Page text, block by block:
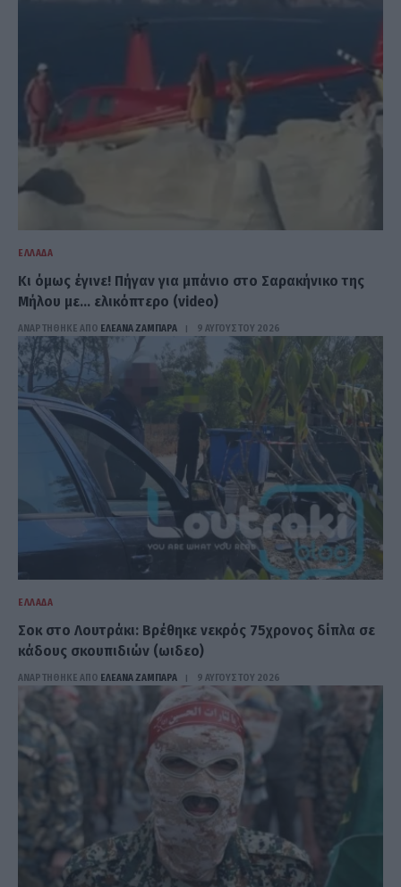
ΕΛΛΆΔΑ
Kι όμως έγινε! Πήγαν για μπάνιο στο Σαρακήνικο της
Μήλου με… ελικόπτερο (video)
ΑΝΑΡΤΗΘΗΚΕ ΑΠΟ ΕΛΕΑΝΑ ΖΑΜΠΑΡΑ 9 ΑΥΓΟΎΣΤΟΥ 2026
ΕΛΛΆΔΑ
Σοκ στο Λουτράκι: Βρέθηκε νεκρός 75χρονος δίπλα σε
κάδους σκουπιδιών (ωιδεο)
ΑΝΑΡΤΗΘΗΚΕ ΑΠΟ ΕΛΕΑΝΑ ΖΑΜΠΑΡΑ 9 ΑΥΓΟΎΣΤΟΥ 2026